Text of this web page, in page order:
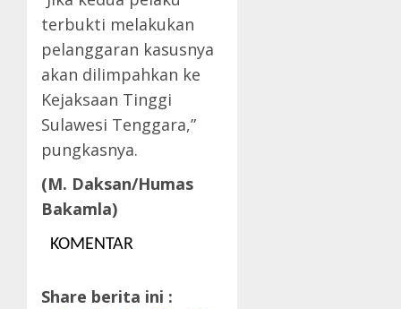
terbukti melakukan
pelanggaran kasusnya
akan dilimpahkan ke
Kejaksaan Tinggi
Sulawesi Tenggara,”
pungkasnya.
(M. Daksan/Humas
Bakamla)
KOMENTAR
Share berita ini :